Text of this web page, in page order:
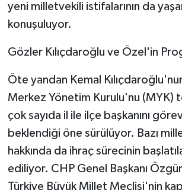
yeni milletvekili istifalarının da
konuşuluyor.
Gözler Kılıçdaroğlu ve Özel'in
Öte yandan Kemal
Merkez Yönetim Kurulu'nu (MYK)
çok sayıda il ile ilçe başkanını
beklendiği öne sürülüyor. Bazı
hakkında da ihraç sürecinin
ediliyor. CHP Genel Başkanı
Türkiye Büyük Millet Meclisi'nin